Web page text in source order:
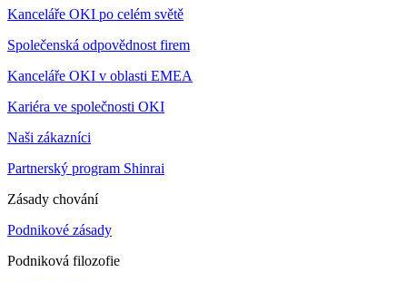
Kanceláře OKI po celém světě
Společenská odpovědnost firem
Kanceláře OKI v oblasti EMEA
Kariéra ve společnosti OKI
Naši zákazníci
Partnerský program Shinrai
Zásady chování
Podnikové zásady
Podniková filozofie